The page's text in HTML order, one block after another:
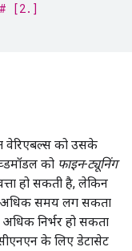
# [2.]
वेरिएबल्स को उसके
को फाइन-ट्यूनिंग
हो सकती है, लेकिन
(अधिक समय लग सकता
निर्भर हो सकता
के लिए डेटासेट